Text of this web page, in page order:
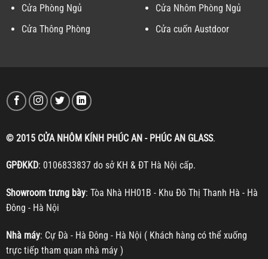
Cửa Phòng Ngủ
Cửa Thông Phòng
Cửa Nhôm Phòng Ngủ
Cửa cuốn Austdoor
© 2015 CỬA NHÔM KÍNH PHÚC AN - PHÚC AN GLASS.
GPĐKKD: 0106833837 do sở KH & ĐT Hà Nội cấp.
Showroom trưng bày: Tòa Nhà HH01B - Khu Đô Thị Thanh Hà - Hà
Đông - Hà Nội
Nhà máy: Cự Đà - Hà Đông - Hà Nội ( Khách hàng có thể xuống
trực tiếp tham quan nhà máy )